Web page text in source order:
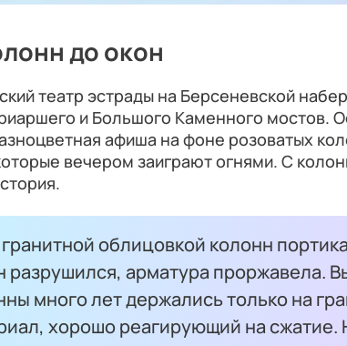
до окон
театр эстрады на Берсеневской
и Большого Каменного мостов.
афиша на фоне розоватых
вечером заиграют огнями. С
облицовкой колонн
разрушился, арматура проржавела.
много лет держались только на
хорошо реагирующий на сжатие.